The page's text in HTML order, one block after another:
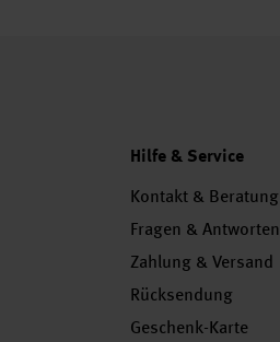
Hilfe & Service
Kontakt & Beratung
Fragen & Antworten
Zahlung & Versand
Rücksendung
Geschenk-Karte